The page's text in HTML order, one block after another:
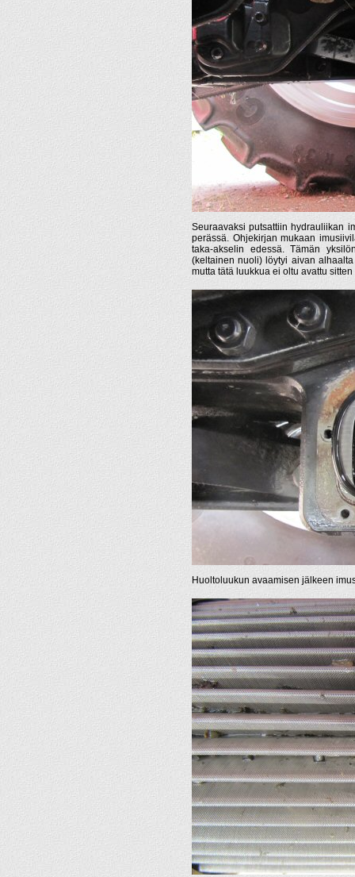
Seuraavaksi putsattiin hydrauliikan
perässä. Ohjekirjan mukaan
taka-akselin edessä. Tämän
(keltainen nuoli) löytyi aivan
mutta tätä luukkua ei oltu avattu
Huoltoluukun avaamisen jälkeen